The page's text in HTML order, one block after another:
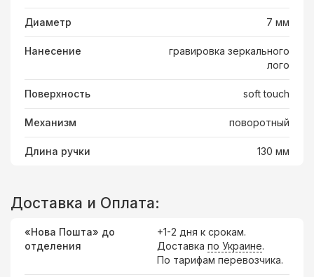
Диаметр 7 мм
Нанесение
гравировка зеркального
лого
Поверхность soft touch
Механизм поворотный
Длина ручки 130 мм
Доставка и Оплата:
«Нова Пошта» до
отделения
+1-2 дня к срокам.
Доставка по Украине.
По тарифам перевозчика.